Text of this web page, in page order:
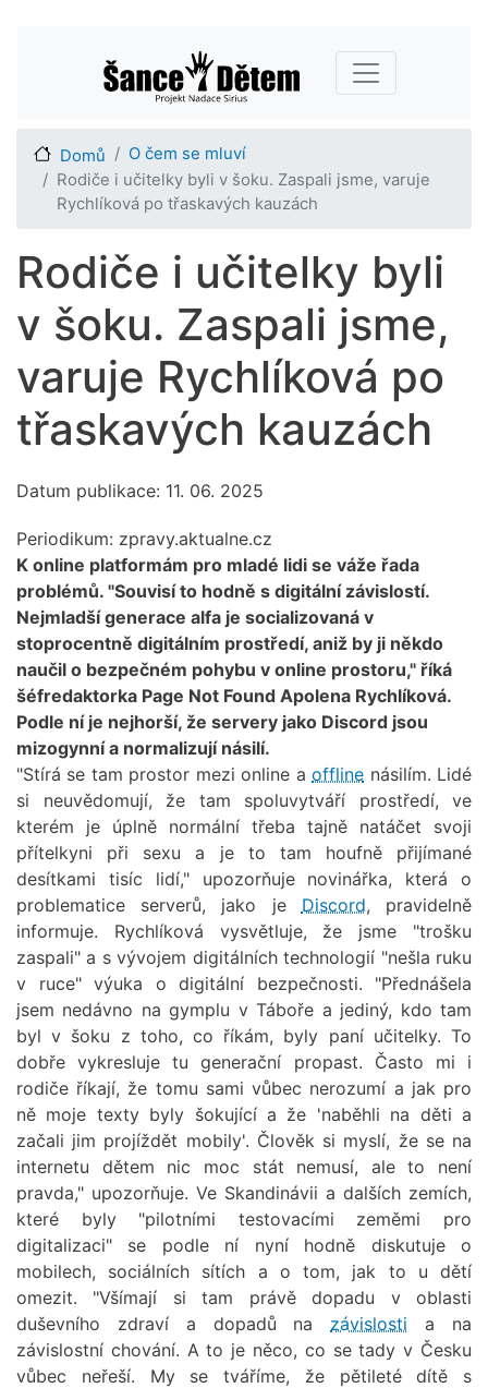
hlavnímu
obsahu
Main navigation
Domů
O čem se mluví
Rodiče i učitelky byli v šoku. Zaspali jsme, varuje
Rychlíková po třaskavých kauzách
Rodiče i učitelky byli
v šoku. Zaspali jsme,
varuje Rychlíková po
třaskavých kauzách
Datum publikace: 11. 06. 2025
Periodikum: zpravy.aktualne.cz
K online platformám pro mladé lidi se váže řada
problémů. "Souvisí to hodně s digitální závislostí.
Nejmladší generace alfa je socializovaná v
stoprocentně digitálním prostředí, aniž by ji někdo
naučil o bezpečném pohybu v online prostoru," říká
šéfredaktorka Page Not Found Apolena Rychlíková.
Podle ní je nejhorší, že servery jako Discord jsou
mizogynní a normalizují násilí.
"Stírá se tam prostor mezi online aoffline násilím. Lidé
si neuvědomují, že tam spoluvytváří prostředí, ve
kterém je úplně normální třeba tajně natáčet svoji
přítelkyni při sexu a je to tam houfně přijímané
desítkami tisíc lidí," upozorňuje novinářka, která o
problematice serverů, jako je Discord, pravidelně
informuje. Rychlíková vysvětluje, že jsme "trošku
zaspali" a s vývojem digitálních technologií "nešla ruku
v ruce" výuka o digitální bezpečnosti. "Přednášela
jsem nedávno na gymplu v Táboře a jediný, kdo tam
byl v šoku z toho, co říkám, byly paní učitelky. To
dobře vykresluje tu generační propast. Často mi i
rodiče říkají, že tomu sami vůbec nerozumí a jak pro
ně moje texty byly šokující a že 'naběhli na děti a
začali jim projíždět mobily'. Člověk si myslí, že se na
internetu dětem nic moc stát nemusí, ale to není
pravda," upozorňuje. Ve Skandinávii a dalších zemích,
které byly "pilotními testovacími zeměmi pro
digitalizaci" se podle ní nyní hodně diskutuje o
mobilech, sociálních sítích a o tom, jak to u dětí
omezit. "Všímají si tam právě dopadu v oblasti
duševního zdraví a dopadů na závislosti a na
závislostní chování. A to je něco, co se tady v Česku
vůbec neřeší. My se tváříme, že pětileté dítě s